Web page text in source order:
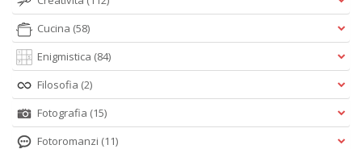
Cucina (58)
Enigmistica (84)
Filosofia (2)
Fotografia (15)
Fotoromanzi (11)